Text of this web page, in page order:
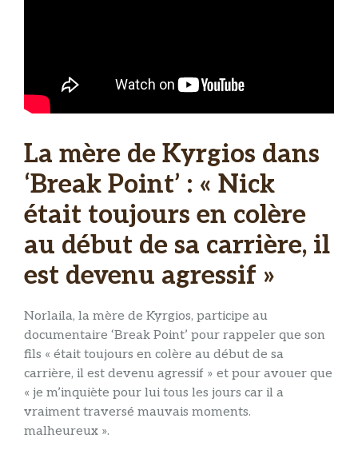
La mère de Kyrgios dans
‘Break Point’ : « Nick
était toujours en colère
au début de sa carrière, il
est devenu agressif »
Norlaila, la mère de Kyrgios, participe au
documentaire ‘Break Point’ pour rappeler que son
fils « était toujours en colère au début de sa
carrière, il est devenu agressif » et pour avouer que
« je m’inquiète pour lui tous les jours car il a
vraiment traversé mauvais moments.
malheureux ».